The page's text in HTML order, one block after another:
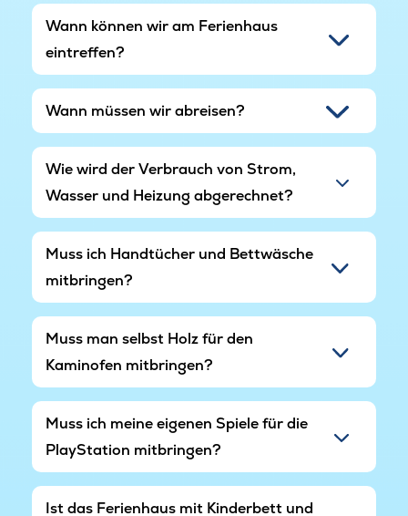
Wann können wir am Ferienhaus
eintreffen?
Wann müssen wir abreisen?
Wie wird der Verbrauch von Strom,
Wasser und Heizung abgerechnet?
Muss ich Handtücher und Bettwäsche
mitbringen?
Muss man selbst Holz für den
Kaminofen mitbringen?
Muss ich meine eigenen Spiele für die
PlayStation mitbringen?
Ist das Ferienhaus mit Kinderbett und